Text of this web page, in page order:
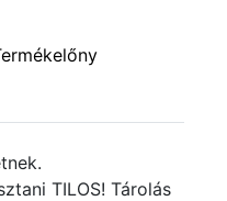
TILOS! Tárolás